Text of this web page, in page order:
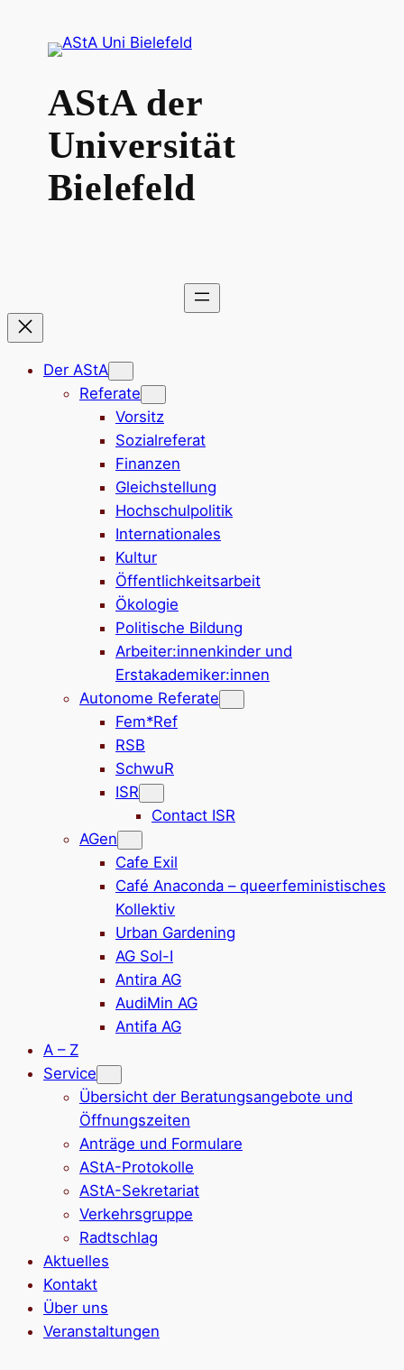
AStA der
Universität
Bielefeld
Der AStA
Referate
Vorsitz
Sozialreferat
Finanzen
Gleichstellung
Hochschulpolitik
Internationales
Kultur
Öffentlichkeitsarbeit
Ökologie
Politische Bildung
Arbeiter:innenkinder und
Erstakademiker:innen
Autonome Referate
Fem*Ref
RSB
SchwuR
ISR
Contact ISR
AGen
Cafe Exil
Café Anaconda – queerfeministisches
Kollektiv
Urban Gardening
AG Sol-I
Antira AG
AudiMin AG
Antifa AG
A – Z
Service
Übersicht der Beratungsangebote und
Öffnungszeiten
Anträge und Formulare
AStA-Protokolle
AStA-Sekretariat
Verkehrsgruppe
Radtschlag
Aktuelles
Kontakt
Über uns
Veranstaltungen